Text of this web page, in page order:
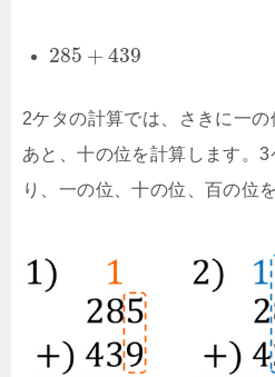
285 + 439
2ケタの計算では、さきに一
あと、十の位を計算します。
り、一の位、十の位、百の位を